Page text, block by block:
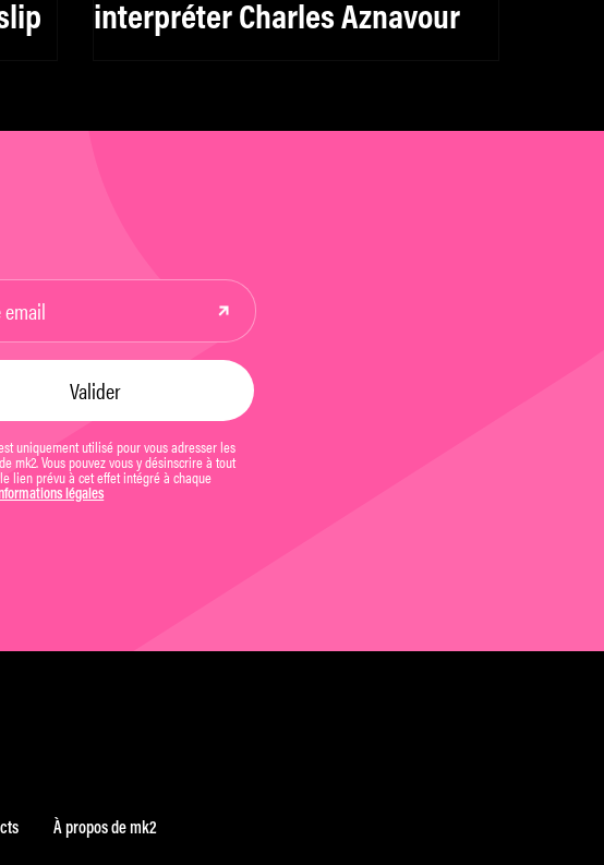
interpréter Charles Aznavour
uniquement utilisé pour vous adresser les
mk2. Vous pouvez vous y désinscrire à tout
lien prévu à cet effet intégré à chaque
légales
À propos de mk2